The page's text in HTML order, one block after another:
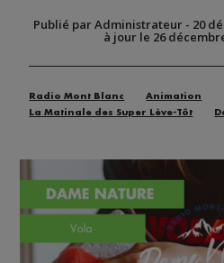
Publié par Administrateur - 20
à jour le 26
Radio Mont Blanc
Animation
La Matinale des Super Lève-Tôt